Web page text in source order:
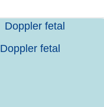
Doppler fetal